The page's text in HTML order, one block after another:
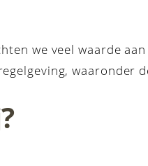
we veel waarde
waaronder